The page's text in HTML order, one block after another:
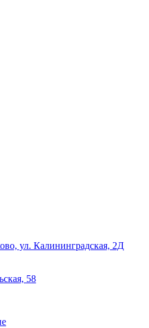
ул. Калининградская, 2Д
58